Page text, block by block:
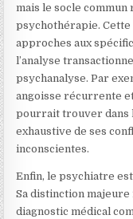
mais le socle
psychothérapie.
approches aux
l’analyse
psychanalyse. Par
angoisse récurrente
pourrait trouver dans
exhaustive de ses
inconscientes.
Enfin, le psychiatre
Sa distinction majeure
diagnostic médical